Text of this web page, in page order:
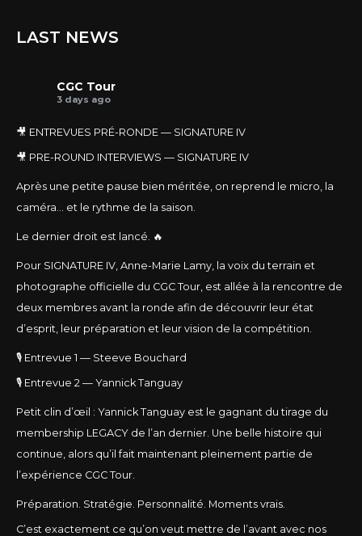
LAST NEWS
CGC Tour
3 days ago
🎥 ENTREVUES PRÉ-RONDE — SIGNATURE IV
🎥 PRE-ROUND INTERVIEWS — SIGNATURE IV
Après une petite pause bien méritée, on reprend le micro, la
caméra… et le rythme de la saison.
Le dernier droit est lancé. 🔥
Pour SIGNATURE IV, Anne-Marie Lamy, la voix du terrain et
photographe officielle du CGC Tour, est allée à la rencontre de
deux membres avant la ronde afin de découvrir leur état
d’esprit, leur préparation et leur vision de la compétition.
🎙️ Entrevue 1 — Steeve Bouchard
🎙️ Entrevue 2 — Yannick Tanguay
Petit clin d’œil : Yannick Tanguay est le gagnant du tirage du
membership LEGACY de l’an dernier. Une belle histoire qui
continue, alors qu’il fait maintenant pleinement partie de
l’expérience CGC Tour.
Préparation. Stratégie. Personnalité. Moments vrais.
C’est exactement ce qu’on veut mettre de l’avant avec nos